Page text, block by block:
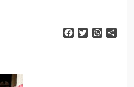
FacebookTwitter